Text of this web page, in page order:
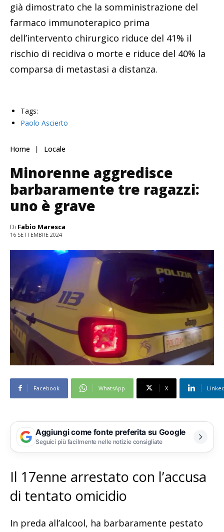
già dimostrato che la somministrazione del
farmaco immunoterapico prima
dell’intervento chirurgico riduce del 41% il
rischio di recidiva o morte e riduce del 40% la
comparsa di metastasi a distanza.
Tags:
Paolo Ascierto
Home Locale
Minorenne aggredisce
barbaramente tre ragazzi:
uno è grave
Di Fabio Maresca
16 SETTEMBRE 2024
Facebook WhatsApp X
Aggiungi come fonte preferita su Google
Seguici più facilmente nelle notizie consigliate
Il 17enne arrestato con l’accusa
di tentato omicidio
In preda all’alcool, ha barbaramente pestato